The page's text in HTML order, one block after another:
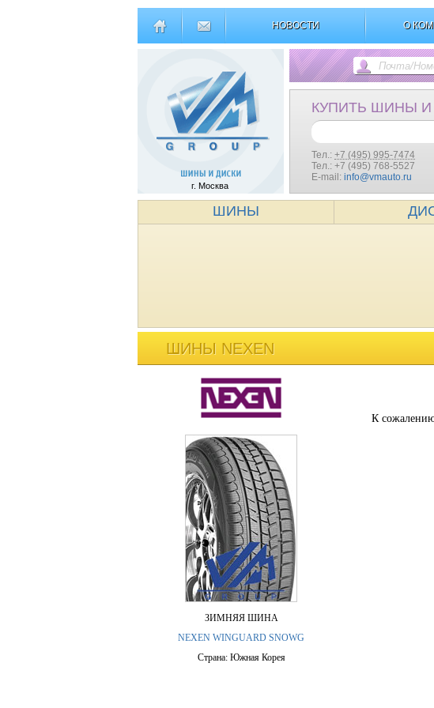
НОВОСТИ О
г. Москва
КУПИТЬ ШИНЫ И
Тел.: +7 (495) 995-7474
Тел.: +7 (495) 768-5527
E-mail: info@vmauto.ru
ШИНЫ
ШИНЫ NEXEN
ЗИМНЯЯ ШИНА
NEXEN WINGUARD SNOWG
Страна: Южная Корея
К